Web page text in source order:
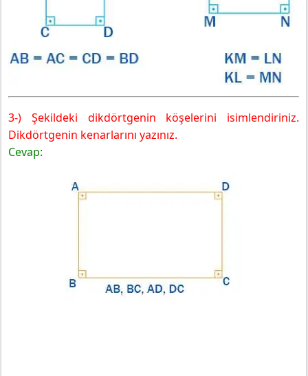
3-) Şekildeki dikdörtgenin köşelerini isimlendiriniz.
Dikdörtgenin kenarlarını yazınız.
Cevap: